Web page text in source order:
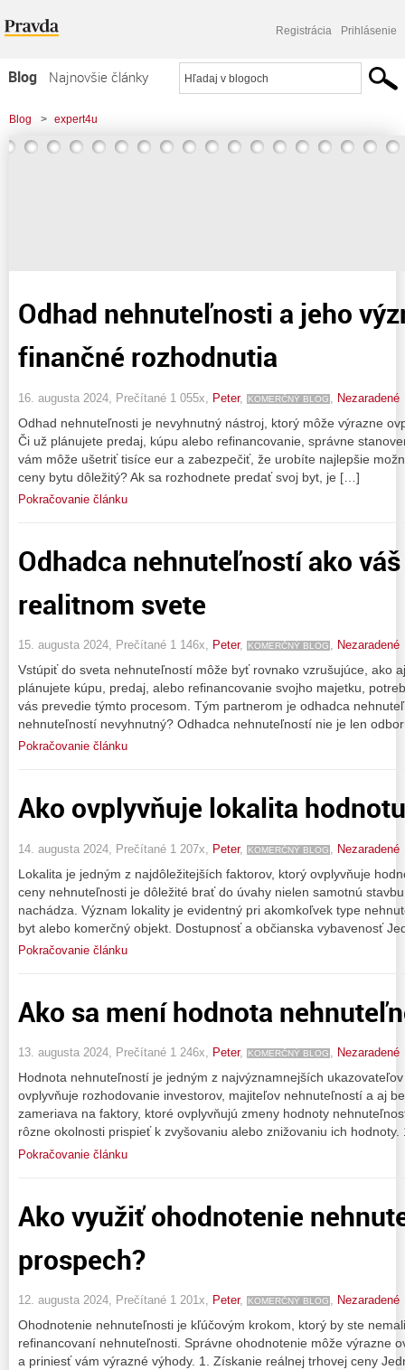
Registrácia Prihlásenie
Blog
Najnovšie články
Najčítanejšie články
Najkomentovanejšie články
Blog > expert4u
Odhad nehnuteľnosti a jeho
finančné rozhodnutia
16. augusta 2024, Prečítané 1 055x, Peter, KOMERČNÝ BLOG Nezaradené
Odhad nehnuteľnosti je nevyhnutný nástroj, ktorý môže výrazne
Či už plánujete predaj, kúpu alebo refinancovanie, správne
vám môže ušetriť tisíce eur a zabezpečiť, že urobíte najlepšie
ceny bytu dôležitý? Ak sa rozhodnete predať svoj byt, je […]
Pokračovanie článku
Odhadca nehnuteľností ako
realitnom svete
15. augusta 2024, Prečítané 1 146x, Peter, KOMERČNÝ BLOG , Nezaradené
Vstúpiť do sveta nehnuteľností môže byť rovnako vzrušujúce, ako
plánujete kúpu, predaj, alebo refinancovanie svojho majetku,
vás prevedie týmto procesom. Tým partnerom je odhadca
nehnuteľností nevyhnutný? Odhadca nehnuteľností nie je len
Pokračovanie článku
Ako ovplyvňuje lokalita
14. augusta 2024, Prečítané 1 207x, Peter, KOMERČNÝ BLOG Nezaradené
Lokalita je jedným z najdôležitejších faktorov, ktorý ovplyvňuje
ceny nehnuteľnosti je dôležité brať do úvahy nielen samotnú
nachádza. Význam lokality je evidentný pri akomkoľvek type
byt alebo komerčný objekt. Dostupnosť a občianska vybavenosť
Pokračovanie článku
Ako sa mení hodnota
13. augusta 2024, Prečítané 1 246x, Peter, KOMERČNÝ BLOG , Nezaradené
Hodnota nehnuteľností je jedným z najvýznamnejších
ovplyvňuje rozhodovanie investorov, majiteľov nehnuteľností a aj
zameriava na faktory, ktoré ovplyvňujú zmeny hodnoty
rôzne okolnosti prispieť k zvyšovaniu alebo znižovaniu ich
Pokračovanie článku
Ako využiť ohodnotenie
prospech?
12. augusta 2024, Prečítané 1 201x, Peter, KOMERČNÝ BLOG , Nezaradené
Ohodnotenie nehnuteľnosti je kľúčovým krokom, ktorý by ste
refinancovaní nehnuteľnosti. Správne ohodnotenie môže výrazne
a priniesť vám výrazné výhody. 1. Získanie reálnej trhovej ceny